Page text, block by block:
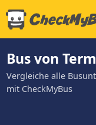
Bus von
Vergleiche alle
mit CheckMyBus